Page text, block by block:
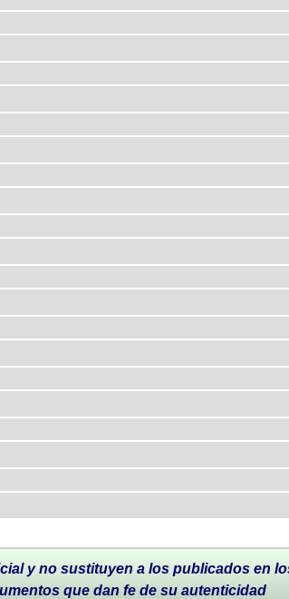
y no sustituyen a los publicados en
que dan fe de su autenticidad